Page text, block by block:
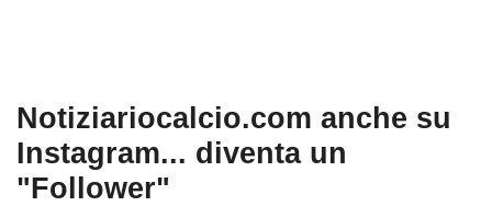
Notiziariocalcio.com anche su
Instagram... diventa un
"Follower"